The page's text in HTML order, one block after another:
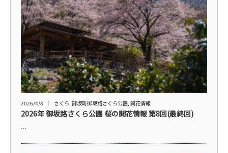
2026/4/8 さくら 御坂町御坂路さくら公園 開花情報
2026年 御坂路さくら公園 桜の開花情報 第8回(最終回)
…